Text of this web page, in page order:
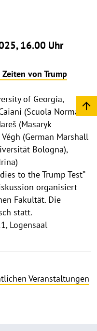
16.00 Uhr
von Trump
of Georgia,
(Scuola Normale
(Masaryk
(German Marshall
Bologna),
to the Trump Test”
organisiert
Fakultät. Die
statt.
Logensaal
Veranstaltungen